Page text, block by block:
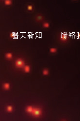
醫美新知 聯絡